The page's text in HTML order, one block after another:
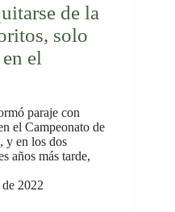
de la
solo
el
paraje con
el Campeonato de
y en los dos
años más tarde,
2022